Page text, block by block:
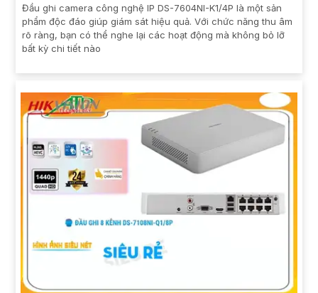
Đầu ghi camera công nghệ IP DS-7604NI-K1/4P là một sản
phẩm độc đáo giúp giám sát hiệu quả. Với chức năng thu âm
rõ ràng, bạn có thể nghe lại các hoạt động mà không bỏ lỡ
bất kỳ chi tiết nào